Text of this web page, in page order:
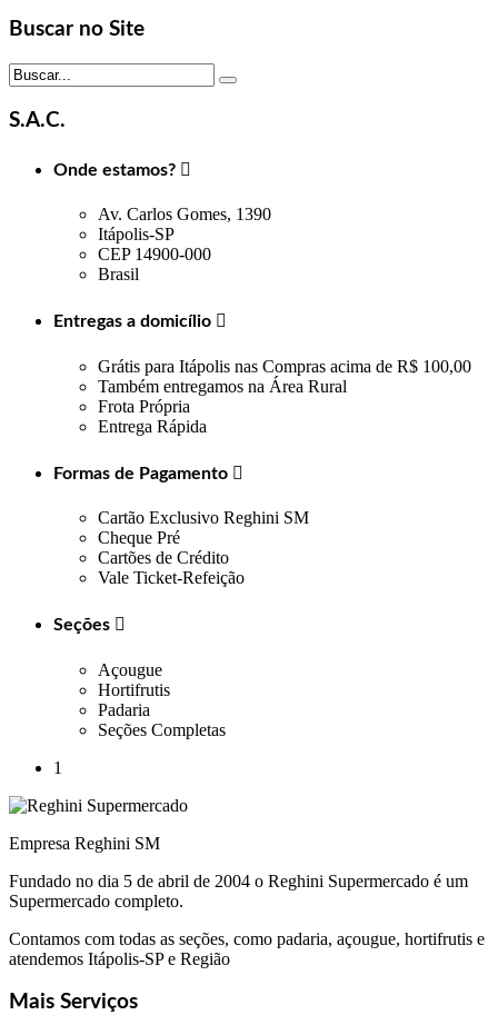
Buscar no Site
S.A.C.
Onde estamos?
Av. Carlos Gomes, 1390
Itápolis-SP
CEP 14900-000
Brasil
Entregas a domicílio 
Grátis para Itápolis nas Compras acima de R$ 100,00
Também entregamos na Área Rural
Frota Própria
Entrega Rápida
Formas de Pagamento
Cartão Exclusivo Reghini SM
Cheque Pré
Cartões de Crédito
Vale Ticket-Refeição
Seções 
Açougue
Hortifrutis
Padaria
Seções Completas
1
Empresa Reghini SM
Fundado no dia 5 de abril de 2004 o Reghini Supermercado é um
Supermercado completo.
Contamos com todas as seções, como padaria, açougue, hortifrutis e
atendemos Itápolis-SP e Região
Mais Serviços